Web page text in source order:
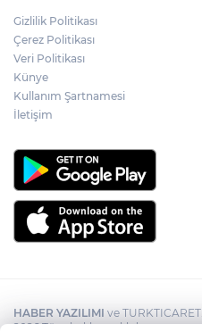
Gizlilik Politikası
Çerez Politikası
Veri Politikası
Künye
Kullanım Şartnamesi
İletişim
HABER YAZILIMI ve
2026 Tüm hakları saklıdır.